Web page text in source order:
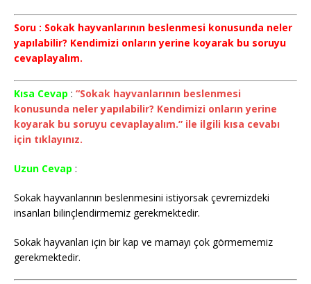
Soru : Sokak hayvanlarının beslenmesi konusunda neler
yapılabilir? Kendimizi onların yerine koyarak bu soruyu
cevaplayalım.
Kısa Cevap : “Sokak hayvanlarının beslenmesi
konusunda neler yapılabilir? Kendimizi onların yerine
koyarak bu soruyu cevaplayalım.” ile ilgili kısa cevabı
için tıklayınız.
Uzun Cevap :
Sokak hayvanlarının beslenmesini istiyorsak çevremizdeki
insanları bilinçlendirmemiz gerekmektedir.
Sokak hayvanları için bir kap ve mamayı çok görmememiz
gerekmektedir.